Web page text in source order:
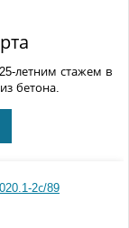
летним стажем в
бетона.
2с/89